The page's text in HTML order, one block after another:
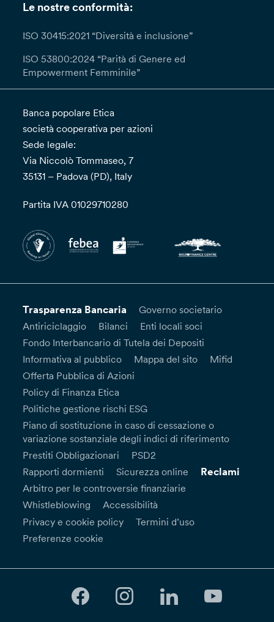
Le nostre conformità:
ISO 30415:2021 “Diversità e inclusione”
ISO 53800:2024 “Parità di Genere ed
Empowerment Femminile”
Banca popolare Etica
società cooperativa per azioni
Sede legale:
Via Niccolò Tommaseo, 7
35131 – Padova (PD), Italy
Partita IVA 01029710280
Trasparenza Bancaria
Governo societario
Antiriciclaggio
Bilanci
Enti locali soci
Fondo Interbancario di Tutela dei Depositi
Informativa al pubblico
Mappa del sito
Mifid
Offerta Pubblica di Azioni
Policy di Finanza Etica
Politiche gestione rischi ESG
Piano di sostituzione in caso di cessazione o
variazione sostanziale degli indici di riferimento
Prestiti Obbligazionari
PSD2
Rapporti dormienti
Sicurezza online Reclami
Arbitro per le controversie finanziarie
Whistleblowing
Accessibilità
Privacy e cookie policy
Termini d’uso
Preferenze cookie